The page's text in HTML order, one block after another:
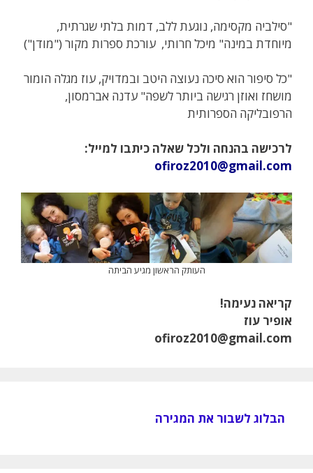
"סילביה מקסימה, נוגעת ללב, דמות בלתי שגרתית,
מיוחדת במינה" מיכל חרותי, עורכת ספרות מקור ("מודן")
"כל סיפור הוא סיכה נעוצה היטב ובמדויק, עוז מגלה הומור
מושחז ואוזן רגישה ביותר לשפה" עדנה אברמסון,
הרפובליקה הספרותית
לרכישה בהנחה ולכל שאלה כיתבו למייל:
ofiroz2010@gmail.com
העותק הראשון מגיע הביתה
קריאה נעימה!
אופיר עוז
ofiroz2010@gmail.com
הבלוג לשבור את המגירה